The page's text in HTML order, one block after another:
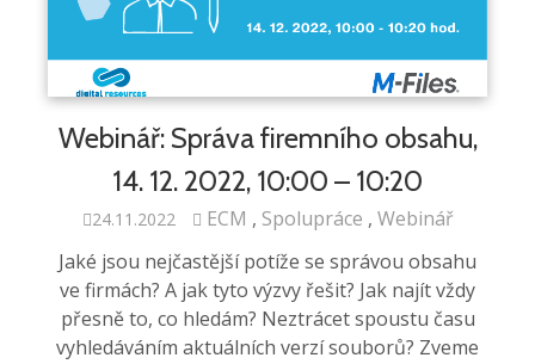
Webinář: Správa firemního obsahu,
14. 12. 2022, 10:00 – 10:20
24.11.2022 ECM Spolupráce Webinář
Jaké jsou nejčastější potíže se správou obsahu
ve firmách? A jak tyto výzvy řešit? Jak najít vždy
přesně to, co hledám? Neztrácet spoustu času
vyhledáváním aktuálních verzí souborů? Zveme